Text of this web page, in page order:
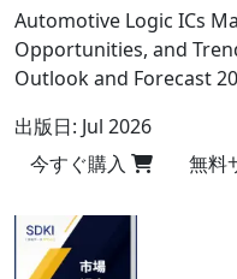
Automotive Logic ICs
Opportunities, and
Outlook and Forecast
出版日: Jul 2026
今すぐ購入
無料